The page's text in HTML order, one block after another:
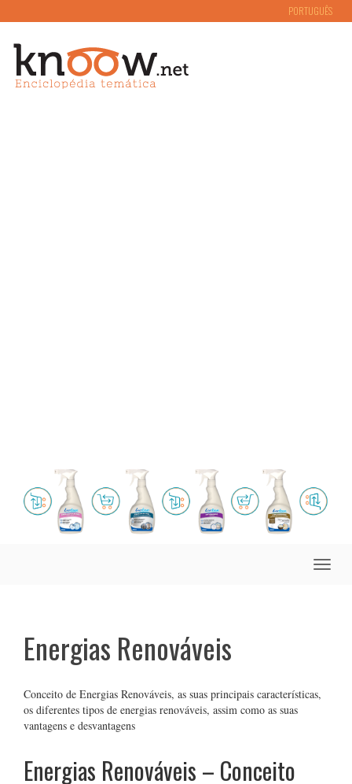
PORTUGUÊS
Toggle
Energias Renováveis
Conceito de Energias Renováveis, as suas principais características,
os diferentes tipos de energias renováveis, assim como as suas
vantagens e desvantagens
Energias Renováveis – Conceito